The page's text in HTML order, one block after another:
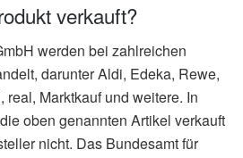
verkauft?
werden bei zahlreichen
darunter Aldi, Edeka, Rewe,
real, Marktkauf und weitere. In
oben genannten Artikel verkauft
nicht. Das Bundesamt für